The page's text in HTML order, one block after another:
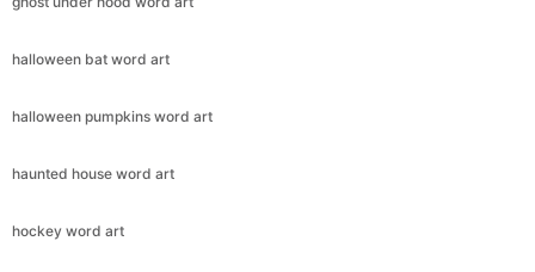
halloween bat word art
halloween pumpkins word art
haunted house word art
hockey word art